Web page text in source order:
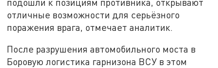
отличные возможности для серьёзного
поражения врага, отмечает аналитик.
После разрушения автомобильного моста в
Боровую логистика гарнизона ВСУ в этом